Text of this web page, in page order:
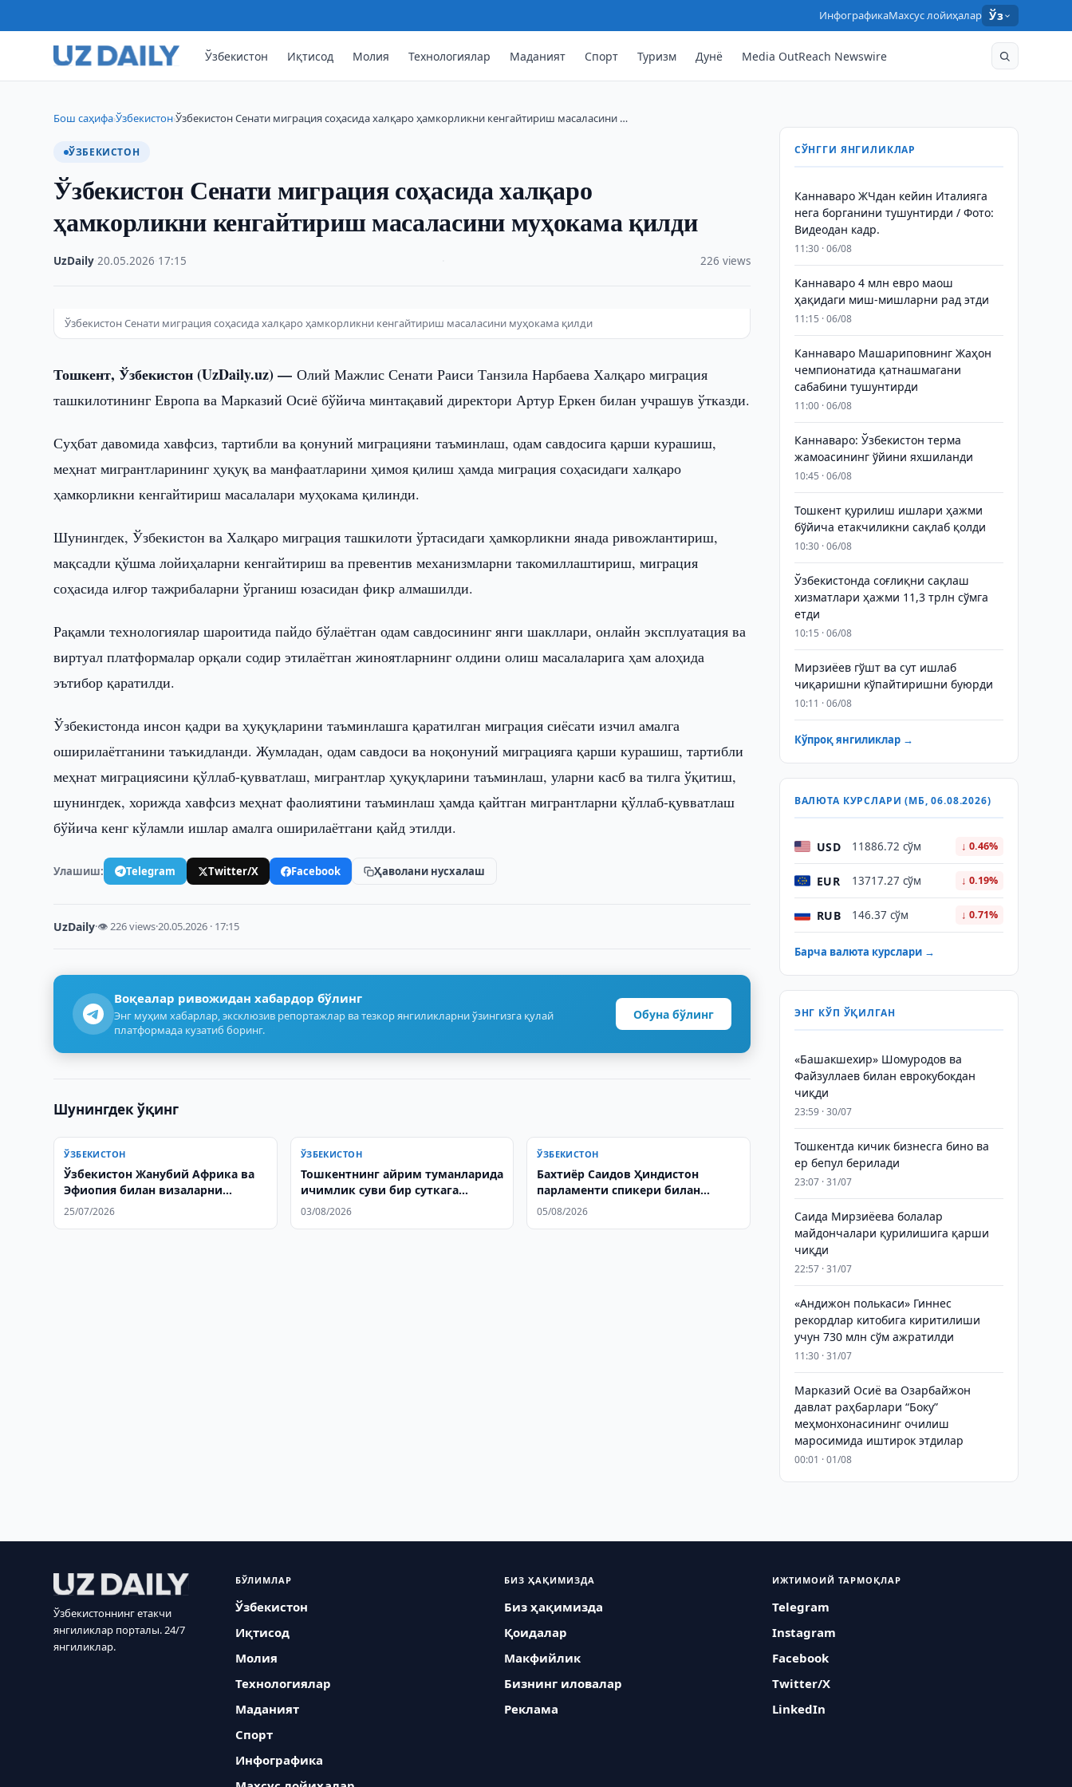
ИнфографикаМахсус лойиҳалар Ўз
Ўзбекистон Иқтисод Молия Технологиялар Маданият Спорт Туризм Дунё Media OutReach Newswire
Бош саҳифа›Ўзбекистон›Ўзбекистон Сенати миграция соҳасида халқаро ҳамкорликни кенгайтириш масаласини …
ЎЗБЕКИСТОН
Ўзбекистон Сенати миграция соҳасида халқаро
ҳамкорликни кенгайтириш масаласини муҳокама қилди
UzDaily ·20.05.2026 17:15 226 views
Ўзбекистон Сенати миграция соҳасида халқаро ҳамкорликни кенгайтириш масаласини муҳокама қилди
Тошкент, Ўзбекистон (UzDaily.uz) —Олий Мажлис Сенати Раиси Танзила Нарбаева Халқаро миграция
ташкилотининг Европа ва Марказий Осиё бўйича минтақавий директори Артур Еркен билан учрашув ўтказди.
Суҳбат давомида хавфсиз, тартибли ва қонуний миграцияни таъминлаш, одам савдосига қарши курашиш,
меҳнат мигрантларининг ҳуқуқ ва манфаатларини ҳимоя қилиш ҳамда миграция соҳасидаги халқаро
ҳамкорликни кенгайтириш масалалари муҳокама қилинди.
Шунингдек, Ўзбекистон ва Халқаро миграция ташкилоти ўртасидаги ҳамкорликни янада ривожлантириш,
мақсадли қўшма лойиҳаларни кенгайтириш ва превентив механизмларни такомиллаштириш, миграция
соҳасида илғор тажрибаларни ўрганиш юзасидан фикр алмашилди.
Рақамли технологиялар шароитида пайдо бўлаётган одам савдосининг янги шакллари, онлайн эксплуатация ва
виртуал платформалар орқали содир этилаётган жиноятларнинг олдини олиш масалаларига ҳам алоҳида
эътибор қаратилди.
Ўзбекистонда инсон қадри ва ҳуқуқларини таъминлашга қаратилган миграция сиёсати изчил амалга
оширилаётганини таъкидланди. Жумладан, одам савдоси ва ноқонуний миграцияга қарши курашиш, тартибли
меҳнат миграциясини қўллаб-қувватлаш, мигрантлар ҳуқуқларини таъминлаш, уларни касб ва тилга ўқитиш,
шунингдек, хорижда хавфсиз меҳнат фаолиятини таъминлаш ҳамда қайтган мигрантларни қўллаб-қувватлаш
бўйича кенг кўламли ишлар амалга оширилаётгани қайд этилди.
Улашиш: Telegram Twitter/X Facebook Ҳаволани нусхалаш
UzDaily·👁 226 views·20.05.2026 · 17:15
Воқеалар ривожидан хабардор бўлинг
Энг муҳим хабарлар, эксклюзив репортажлар ва тезкор янгиликларни ўзингизга қулай
платформада кузатиб боринг.
Обуна бўлинг
Шунингдек ўқинг
ЎЗБЕКИСТОН
Ўзбекистон Жанубий Африка ва
Эфиопия билан визаларни
соддалаштириш бўйича
25/07/2026
ЎЗБЕКИСТОН
Тошкентнинг айрим туманларида
ичимлик суви бир суткага
ўчирилади
03/08/2026
ЎЗБЕКИСТОН
Бахтиёр Саидов Ҳиндистон
парламенти спикери билан
учрашди
05/08/2026
СЎНГГИ ЯНГИЛИКЛАР
Каннаваро ЖЧдан кейин Италияга
нега борганини тушунтирди / Фото:
Видеодан кадр.
11:30 · 06/08
Каннаваро 4 млн евро маош
ҳақидаги миш-мишларни рад этди
11:15 · 06/08
Каннаваро Машариповнинг Жаҳон
чемпионатида қатнашмагани
сабабини тушунтирди
11:00 · 06/08
Каннаваро: Ўзбекистон терма
жамоасининг ўйини яхшиланди
10:45 · 06/08
Тошкент қурилиш ишлари ҳажми
бўйича етакчиликни сақлаб қолди
10:30 · 06/08
Ўзбекистонда соғлиқни сақлаш
хизматлари ҳажми 11,3 трлн сўмга
етди
10:15 · 06/08
Мирзиёев гўшт ва сут ишлаб
чиқаришни кўпайтиришни буюрди
10:11 · 06/08
Кўпроқ янгиликлар →
ВАЛЮТА КУРСЛАРИ (МБ, 06.08.2026)
USD 11886.72 сўм ↓ 0.46%
EUR 13717.27 сўм ↓ 0.19%
RUB 146.37 сўм ↓ 0.71%
Барча валюта курслари →
ЭНГ КЎП ЎҚИЛГАН
«Башакшехир» Шомуродов ва
Файзуллаев билан еврокубокдан
чиқди
23:59 · 30/07
Тошкентда кичик бизнесга бино ва
ер бепул берилади
23:07 · 31/07
Саида Мирзиёева болалар
майдончалари қурилишига қарши
чиқди
22:57 · 31/07
«Андижон полькаси» Гиннес
рекордлар китобига киритилиши
учун 730 млн сўм ажратилди
11:30 · 31/07
Марказий Осиё ва Озарбайжон
давлат раҳбарлари “Боку”
меҳмонхонасининг очилиш
маросимида иштирок этдилар
00:01 · 01/08
Ўзбекистоннинг етакчи
янгиликлар порталы. 24/7
янгиликлар.
БЎЛИМЛАР
Ўзбекистон
Иқтисод
Молия
Технологиялар
Маданият
Спорт
Инфографика
БИЗ ҲАҚИМИЗДА
Биз ҳақимизда
Қоидалар
Макфийлик
Бизнинг иловалар
Реклама
ИЖТИМОИЙ ТАРМОҚЛАР
Telegram
Instagram
Facebook
Twitter/X
LinkedIn